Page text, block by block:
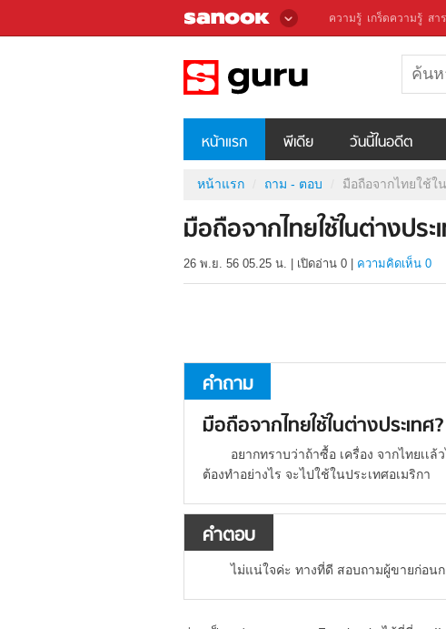
ความรู้ เกร็ดความรู้ สา
หน้าแรก พีเดีย วันนี้ในอดีต
หน้าแรก ถาม - ตอบ มือถือจากไทยใช้ใ
มือถือจากไทยใช้ในต่างประ
26 พ.ย. 56 05.25 น. เปิดอ่าน 0 ความคิดเห็น 0
คำถาม
มือถือจากไทยใช้ในต่างประเทศ?
อยากทราบว่าถ้าซื้อ เครื่อง จากไทยเเ
ต้องทำอย่างไร จะไปใช้ในประเทศอเมริกา
คำตอบ
ไม่แน่ใจค่ะ ทางที่ดี สอบถามผู้ขายก่อน